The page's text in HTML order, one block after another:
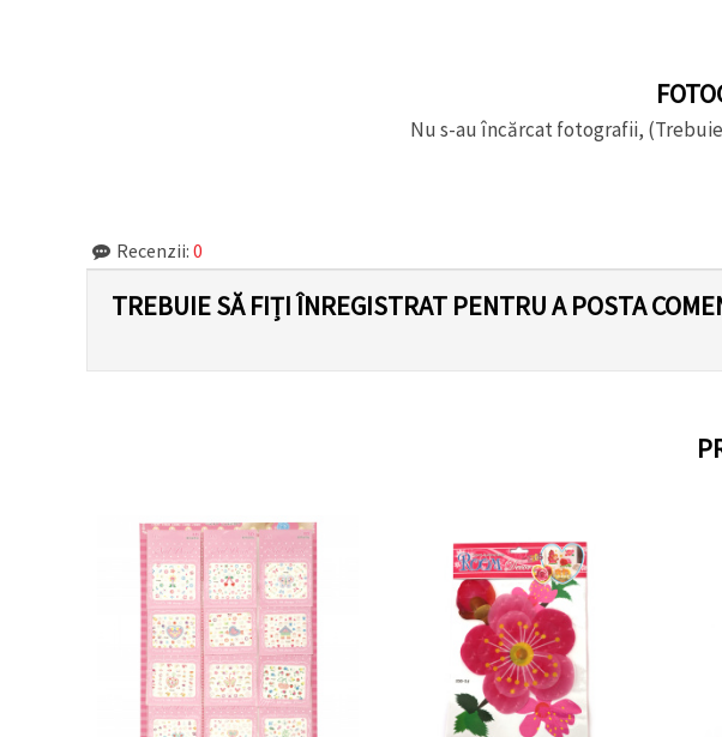
Nu s-au încărcat fotografii,
Recenzii: 0
TREBUIE SĂ FIȚI ÎNREGISTRAT PENTRU A POSTA